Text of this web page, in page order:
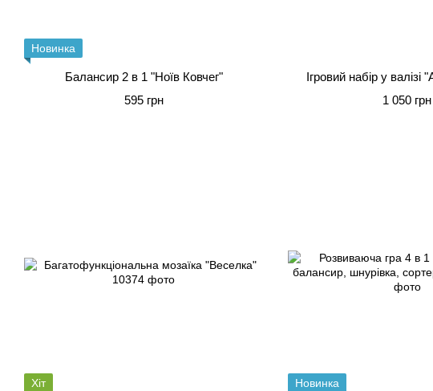
Новинка
Балансир 2 в 1 "Ноїв Ковчег"
595 грн
Ігровий набір у валізі
1 050 грн
Хіт Новинка